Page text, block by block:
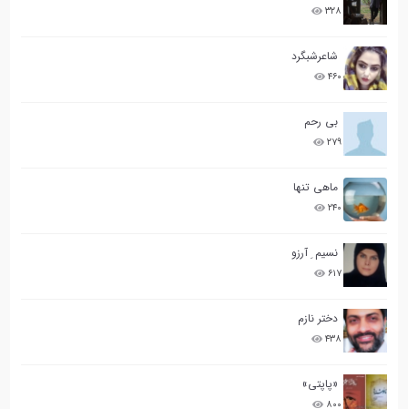
۳۲۸
شاعرشبگرد
۴۶۰
بی رحم
۲۷۹
ماهی تنها
۲۴۰
نسیم ِ آرزو
۶۱۷
دختر نازم
۴۳۸
«پاپتی»
۸۰۰